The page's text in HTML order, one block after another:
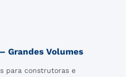
Grandes Volumes
para construtoras e